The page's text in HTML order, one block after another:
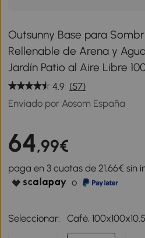
Outsunny Base para
Rellenable de Arena y
Jardín Patio al Aire Libre
4.9 (57)
Enviado por Aosom España
64,99€
paga en 3 cuotas de 21,66€ sin
o
Seleccionar: Café,